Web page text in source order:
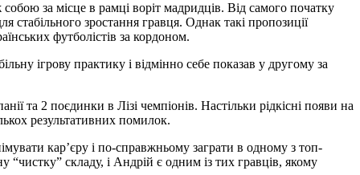
за місце в рамці воріт мадридців. Від самого початку
стабільного зростання гравця. Однак такі пропозиції
футболістів за кордоном.
ігрову практику і відмінно себе показав у другому за
та 2 поєдинки в Лізі чемпіонів. Настільки рідкісні появи на
результативних помилок.
кар’єру і по-справжньому заграти в одному з топ-
складу, і Андрій є одним із тих гравців, якому